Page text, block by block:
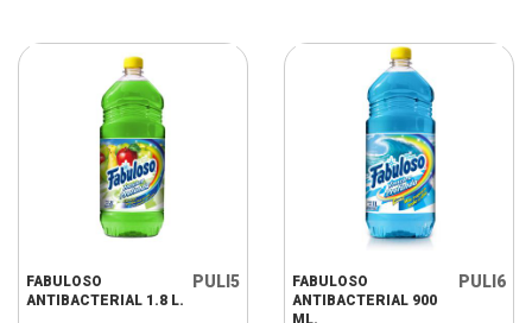
FABULOSO
ANTIBACTERIAL 1.8 L.
PULI5
FABULOSO
ANTIBACTERIAL 900
ML.
PULI6